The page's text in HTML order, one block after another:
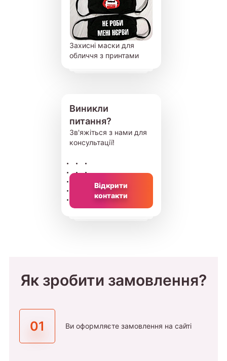
Захисні маски для
обличчя з принтами
Виникли
питання?
Зв'яжіться з нами для
консультації!
Відкрити
контакти
Як зробити замовлення?
01 Ви оформляєте замовлення на сайті